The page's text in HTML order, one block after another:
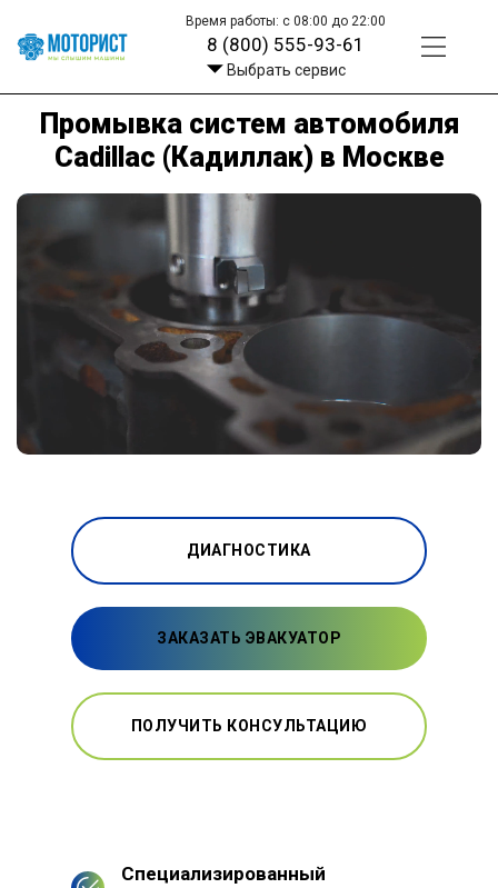
Время работы: с 08:00 до 22:00
8 (800) 555-93-61
Выбрать сервис
Промывка систем автомобиля
Cadillac (Кадиллак) в Москве
ДИАГНОСТИКА
ЗАКАЗАТЬ ЭВАКУАТОР
ПОЛУЧИТЬ КОНСУЛЬТАЦИЮ
Специализированный